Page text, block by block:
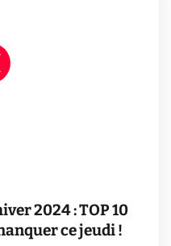
2024 : TOP 10
ce jeudi !